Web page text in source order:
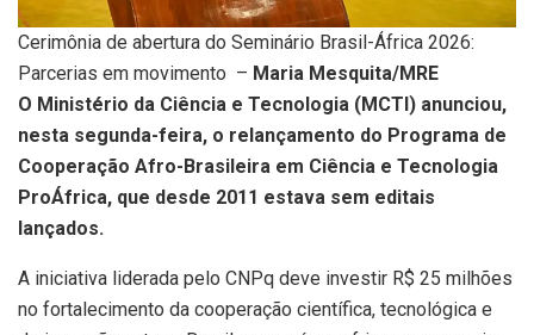
Cerimônia de abertura do Seminário Brasil-África 2026:
Parcerias em movimento – Maria Mesquita/MRE
O Ministério da Ciência e Tecnologia (MCTI) anunciou,
nesta segunda-feira, o relançamento do Programa de
Cooperação Afro-Brasileira em Ciência e Tecnologia
ProÁfrica, que desde 2011 estava sem editais
lançados.
A iniciativa liderada pelo CNPq deve investir R$ 25 milhões
no fortalecimento da cooperação científica, tecnológica e